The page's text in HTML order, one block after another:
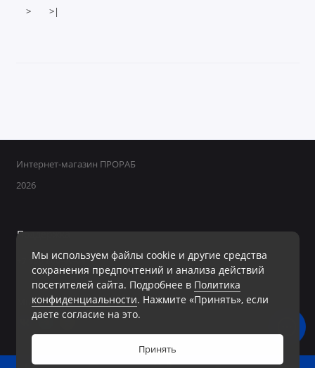
0
> >|
Мы используем файлы cookie и другие средства
сохранения предпочтений и анализа действий
посетителей сайта. Подробнее в Политика
конфиденциальности. Нажмите «Принять», если
даете согласие на это.
Принять
Интернет-магазин ПРОРАБ
2026
Поддержка
+7 950 800-40-09
Ежедневно с 8:00 до 19:00 Без перерывов и выходных
Мы в сети